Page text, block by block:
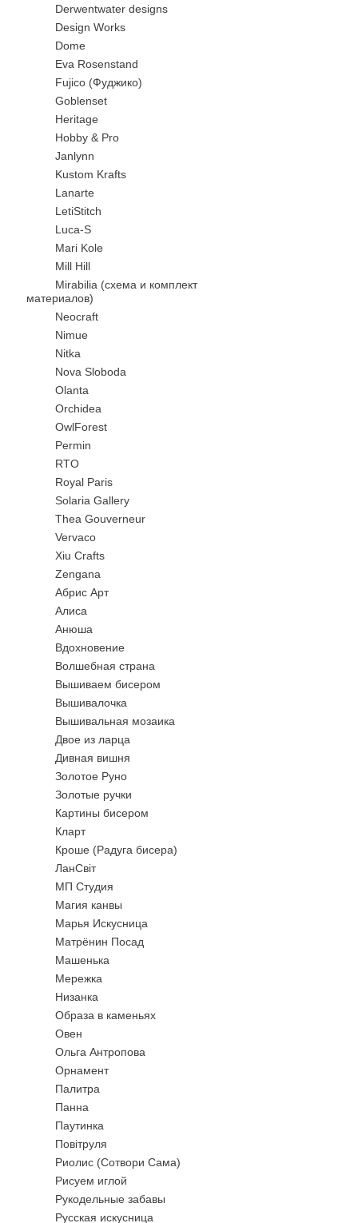
Derwentwater designs
Design Works
Dome
Eva Rosenstand
Fujico (Фуджико)
Goblenset
Heritage
Hobby & Pro
Janlynn
Kustom Krafts
Lanarte
LetiStitch
Luca-S
Mari Kole
Mill Hill
Mirabilia (схема и комплект
материалов)
Neocraft
Nimue
Nitka
Nova Sloboda
Olanta
Orchidea
OwlForest
Permin
RTO
Royal Paris
Solaria Gallery
Thea Gouverneur
Vervaco
Xiu Crafts
Zengana
Абрис Арт
Алиса
Анюша
Вдохновение
Волшебная страна
Вышиваем бисером
Вышивалочка
Вышивальная мозаика
Двое из ларца
Дивная вишня
Золотое Руно
Золотые ручки
Картины бисером
Кларт
Кроше (Радуга бисера)
ЛанСвiт
МП Студия
Магия канвы
Марья Искусница
Матрёнин Посад
Машенька
Мережка
Низанка
Образа в каменьях
Овен
Ольга Антропова
Орнамент
Палитра
Панна
Паутинка
Повiтруля
Риолис (Сотвори Сама)
Рисуем иглой
Рукодельные забавы
Русская искусница